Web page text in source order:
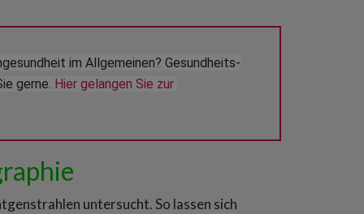
im Allgemeinen? Gesundheits-
gerne. Hier gelangen Sie zur
untersucht. So lassen sich